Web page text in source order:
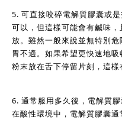
5. 可直接咬碎電解質膠囊或
可以，但這樣可能會有鹹味
放。雖然一般來說並無特別
胃不適。如果希望更快速地
粉末放在舌下停留片刻，這樣
6. 通常服用多久後，電解質
在酸性環境中，電解質膠囊